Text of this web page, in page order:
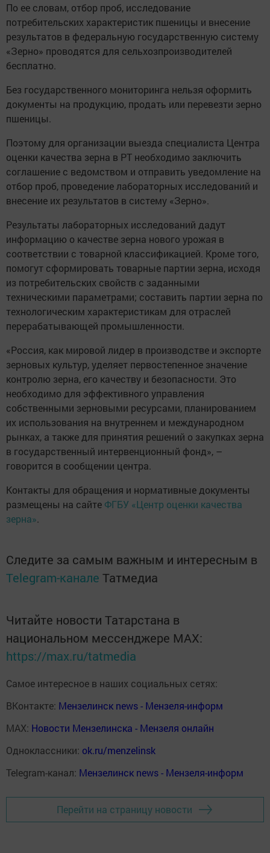
По ее словам, отбор проб, исследование
потребительских характеристик пшеницы и внесение
результатов в федеральную государственную систему
«Зерно» проводятся для сельхозпроизводителей
бесплатно.
Без государственного мониторинга нельзя оформить
документы на продукцию, продать или перевезти зерно
пшеницы.
Поэтому для организации выезда специалиста Центра
оценки качества зерна в РТ необходимо заключить
соглашение с ведомством и отправить уведомление на
отбор проб, проведение лабораторных исследований и
внесение их результатов в систему «Зерно».
Результаты лабораторных исследований дадут
информацию о качестве зерна нового урожая в
соответствии с товарной классификацией. Кроме того,
помогут сформировать товарные партии зерна, исходя
из потребительских свойств с заданными
техническими параметрами; составить партии зерна по
технологическим характеристикам для отраслей
перерабатывающей промышленности.
«Россия, как мировой лидер в производстве и экспорте
зерновых культур, уделяет первостепенное значение
контролю зерна, его качеству и безопасности. Это
необходимо для эффективного управления
собственными зерновыми ресурсами, планированием
их использования на внутреннем и международном
рынках, а также для принятия решений о закупках зерна
в государственный интервенционный фонд», –
говорится в сообщении центра.
Контакты для обращения и нормативные документы
размещены на сайте ФГБУ «Центр оценки качества
зерна».
Следите за самым важным и интересным в
Telegram-канале Татмедиа
Читайте новости Татарстана в
национальном мессенджере MАХ:
https://max.ru/tatmedia
Самое интересное в наших социальных сетях:
ВКонтакте: Мензелинск news - Мензеля-информ
MAX: Новости Мензелинска - Мензеля онлайн
Одноклассники: ok.ru/menzelinsk
Telegram-канал: Мензелинск news - Мензеля-информ
Перейти на страницу новости